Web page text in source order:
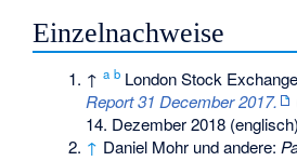
Einzelnachweise
↑a b London Stock
Report 31 December 2017.
14. Dezember 2018
↑ Daniel Mohr und andere: